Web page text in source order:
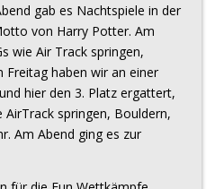
gab es Nachtspiele in der
von Harry Potter. Am
wie Air Track springen,
Freitag haben wir an einer
hier den 3. Platz ergattert,
springen, Bouldern,
Am Abend ging es zur